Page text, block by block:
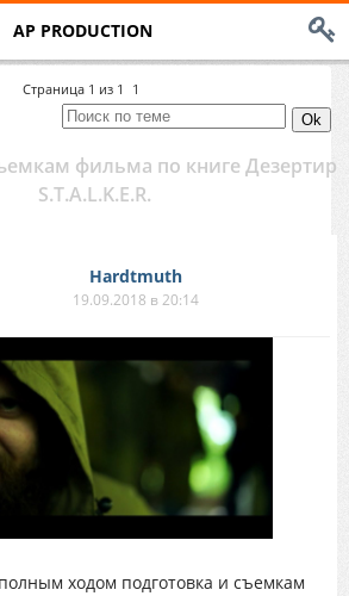
AP PRODUCTION
Страница 1 из 1 1
фильма по книге Дезертир
S.T.A.L.K.E.R.
Hardtmuth
19.09.2018 в 20:14
ходом подготовка и съемкам